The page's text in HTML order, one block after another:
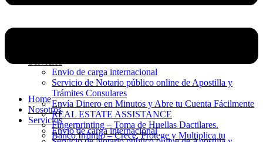
Envio de carga internacional
Servicio de Notario público online de Apostilla y
Trámites Consulares
Envía Dinero en Minutos y Abre tu Cuenta Fácilmente
REAL ESTATE ASSISTANCE
Fingerprinting – Toma de Huellas Dactilares.
Banco Infinito – Crece, Protege y Multiplica tu
Home
Nosotros
Servicios
Envio de carga internacional